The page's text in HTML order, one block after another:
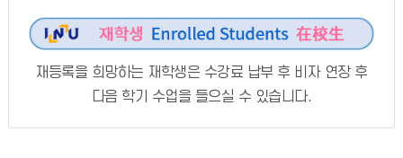
재등록을 희망하는 재학생은 수강료 납부 후 비자 연장 후
다음 학기 수업을 들으실 수 있습니다.